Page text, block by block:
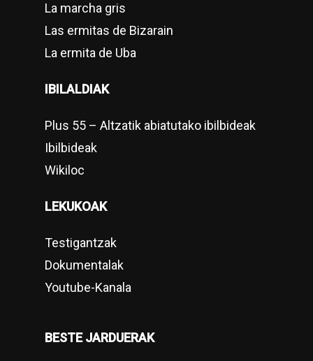
La marcha gris
Las ermitas de Bizarain
La ermita de Uba
IBILALDIAK
Plus 55 – Altzatik abiatutako ibilbideak
Ibilbideak
Wikiloc
LEKUKOAK
Testigantzak
Dokumentalak
Youtube-Kanala
BESTE JARDUERAK